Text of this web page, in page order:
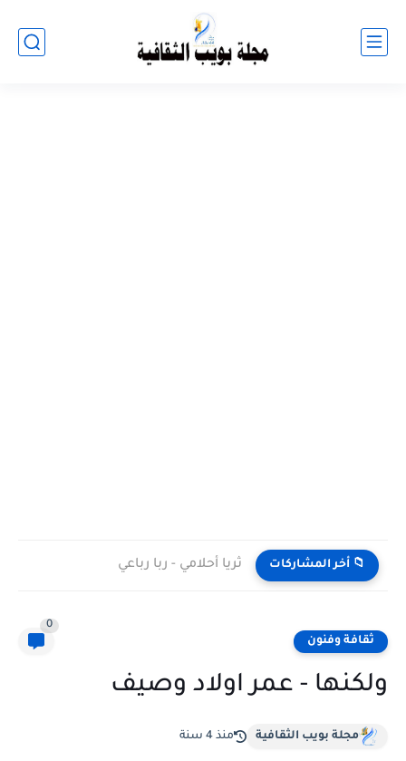
📁 أخر المشاركات ثريا أحلامي - ربا رباعي
ثقافة وفنون
0
ولكنها - عمر اولاد وصيف
مجلة بويب الثقافية منذ 4 سنة